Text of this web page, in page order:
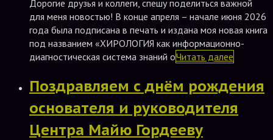
Дорогие друзья и коллеги, спешу поделиться важной
для меня новостью! В конце апреля – начале июня 2026
года была подписана в печать и издана моя новая книга
под названием «ХИРОЛОГИЯ как информационно-
диагностическая система знаний оЧитать далее
Поздравляем с днём рождения
основателя и руководителя
Центра Майю Гордееву